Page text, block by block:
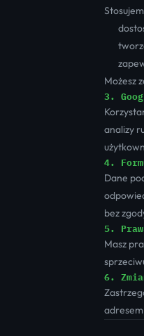
Możesz
3.
analizy
4.
Dane
bez
5.
Masz
6.
adresem